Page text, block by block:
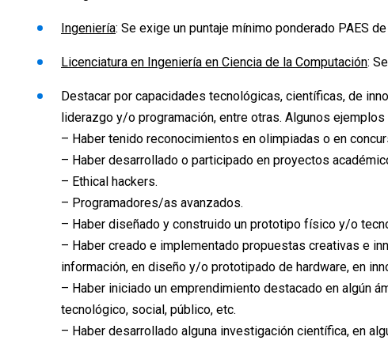
Ingeniería: Se exige un puntaje mínimo ponderado PAES
Licenciatura en Ingeniería en Ciencia de la Computación:
Destacar por capacidades tecnológicas, científicas, de
liderazgo y/o programación, entre otras. Algunos
– Haber tenido reconocimientos en olimpiadas o en
– Haber desarrollado o participado en proyectos
– Ethical hackers.
– Programadores/as avanzados.
– Haber diseñado y construido un prototipo físico y/o
– Haber creado e implementado propuestas creativas e
información, en diseño y/o prototipado de hardware, en
– Haber iniciado un emprendimiento destacado en algún
tecnológico, social, público, etc.
– Haber desarrollado alguna investigación científica, en